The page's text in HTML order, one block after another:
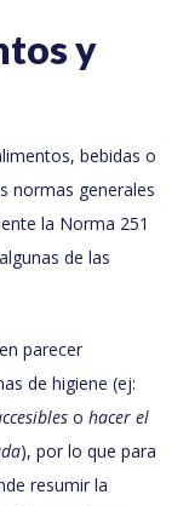
y
bebidas o
normas generales
la Norma 251
de las
parecer
de higiene (ej:
o hacer el
), por lo que para
resumir la